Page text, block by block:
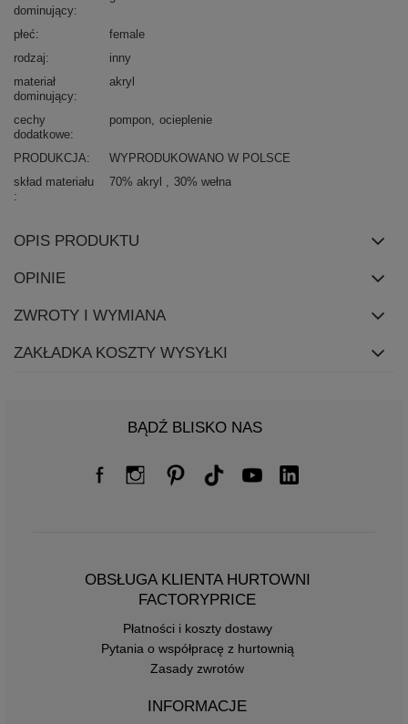
dominujący
płeć
female
rodzaj
inny
materiał
dominujący
akryl
cechy
dodatkowe
pompon ocieplenie
PRODUKCJA
WYPRODUKOWANO W POLSCE
skład materiału
70% akryl 30% wełna
OPIS PRODUKTU
OPINIE
ZWROTY I WYMIANA
ZAKŁADKA KOSZTY WYSYŁKI
BĄDŹ BLISKO NAS
OBSŁUGA KLIENTA HURTOWNI
FACTORYPRICE
Płatności i koszty dostawy
Pytania o współpracę z hurtownią
Zasady zwrotów
INFORMACJE